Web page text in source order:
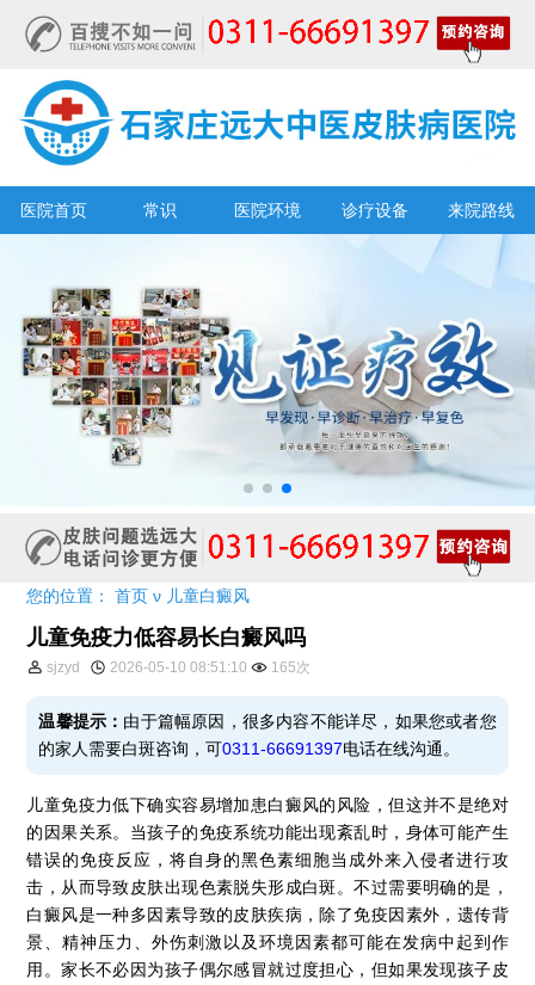
医院首页 常识 医院环境 诊疗设备 来院路线
您的位置：首页 ν 儿童白癜风
儿童免疫力低容易长白癜风吗
sjzyd 2026-05-10 08:51:10 165次
温馨提示： 由于篇幅原因，很多内容不能详尽，如果您或者您
的家人需要白斑咨询，可0311-66691397电话在线沟通。
儿童免疫力低下确实容易增加患白癜风的风险，但这并不是绝对
的因果关系。当孩子的免疫系统功能出现紊乱时，身体可能产生
错误的免疫反应，将自身的黑色素细胞当成外来入侵者进行攻
击，从而导致皮肤出现色素脱失形成白斑。不过需要明确的是，
白癜风是一种多因素导致的皮肤疾病，除了免疫因素外，遗传背
景、精神压力、外伤刺激以及环境因素都可能在发病中起到作
用。家长不必因为孩子偶尔感冒就过度担心，但如果发现孩子皮